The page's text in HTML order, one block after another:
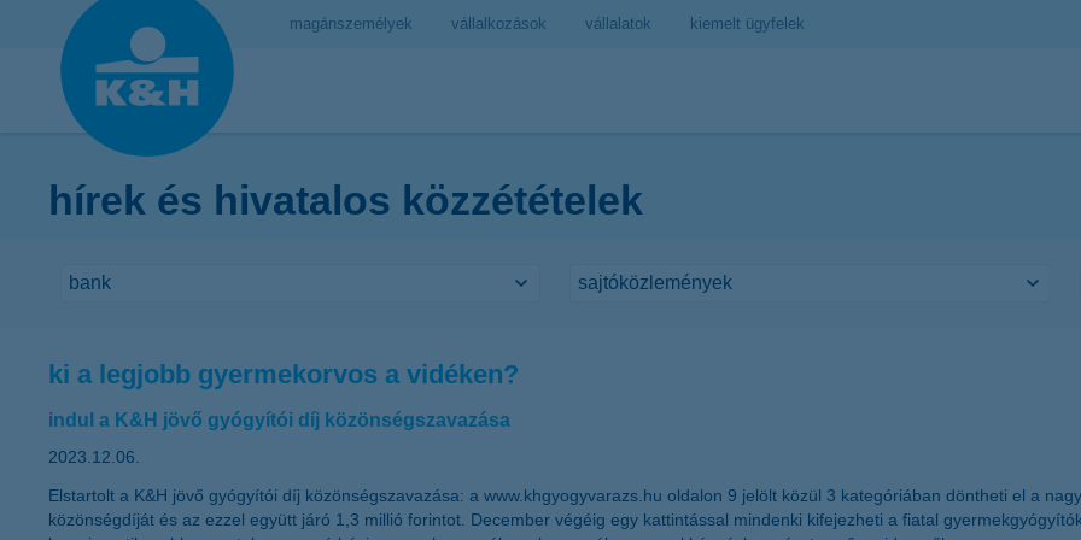
magánszemélyek vállalkozások vállalatok kiemelt ügyfelek
hírek és hivatalos közzétételek
ki a legjobb gyermekorvos a vidéken?
indul a K&H jövő gyógyítói díj közönségszavazása
2023.12.06.
Elstartolt a K&H jövő gyógyítói díj közönségszavazása: a www.khgyogyvarazs.hu oldalon 9 jelölt közül 3 kategóriában döntheti el a
közönségdíját és az ezzel együtt járó 1,3 millió forintot. December végéig egy kattintással mindenki kifejezheti a fiatal